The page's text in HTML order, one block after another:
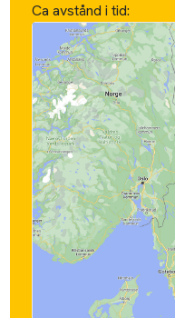
Ca avstånd i tid: